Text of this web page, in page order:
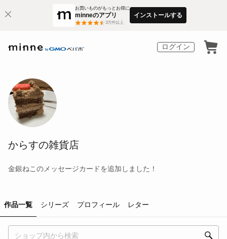
お買いものがもっとお得に
minneのアプリ
3万件以上
インストールする
ログイン
からすの雑貨店
金銀ねこのメッセージカードを追加しました！
作品一覧 シリーズ プロフィール レター